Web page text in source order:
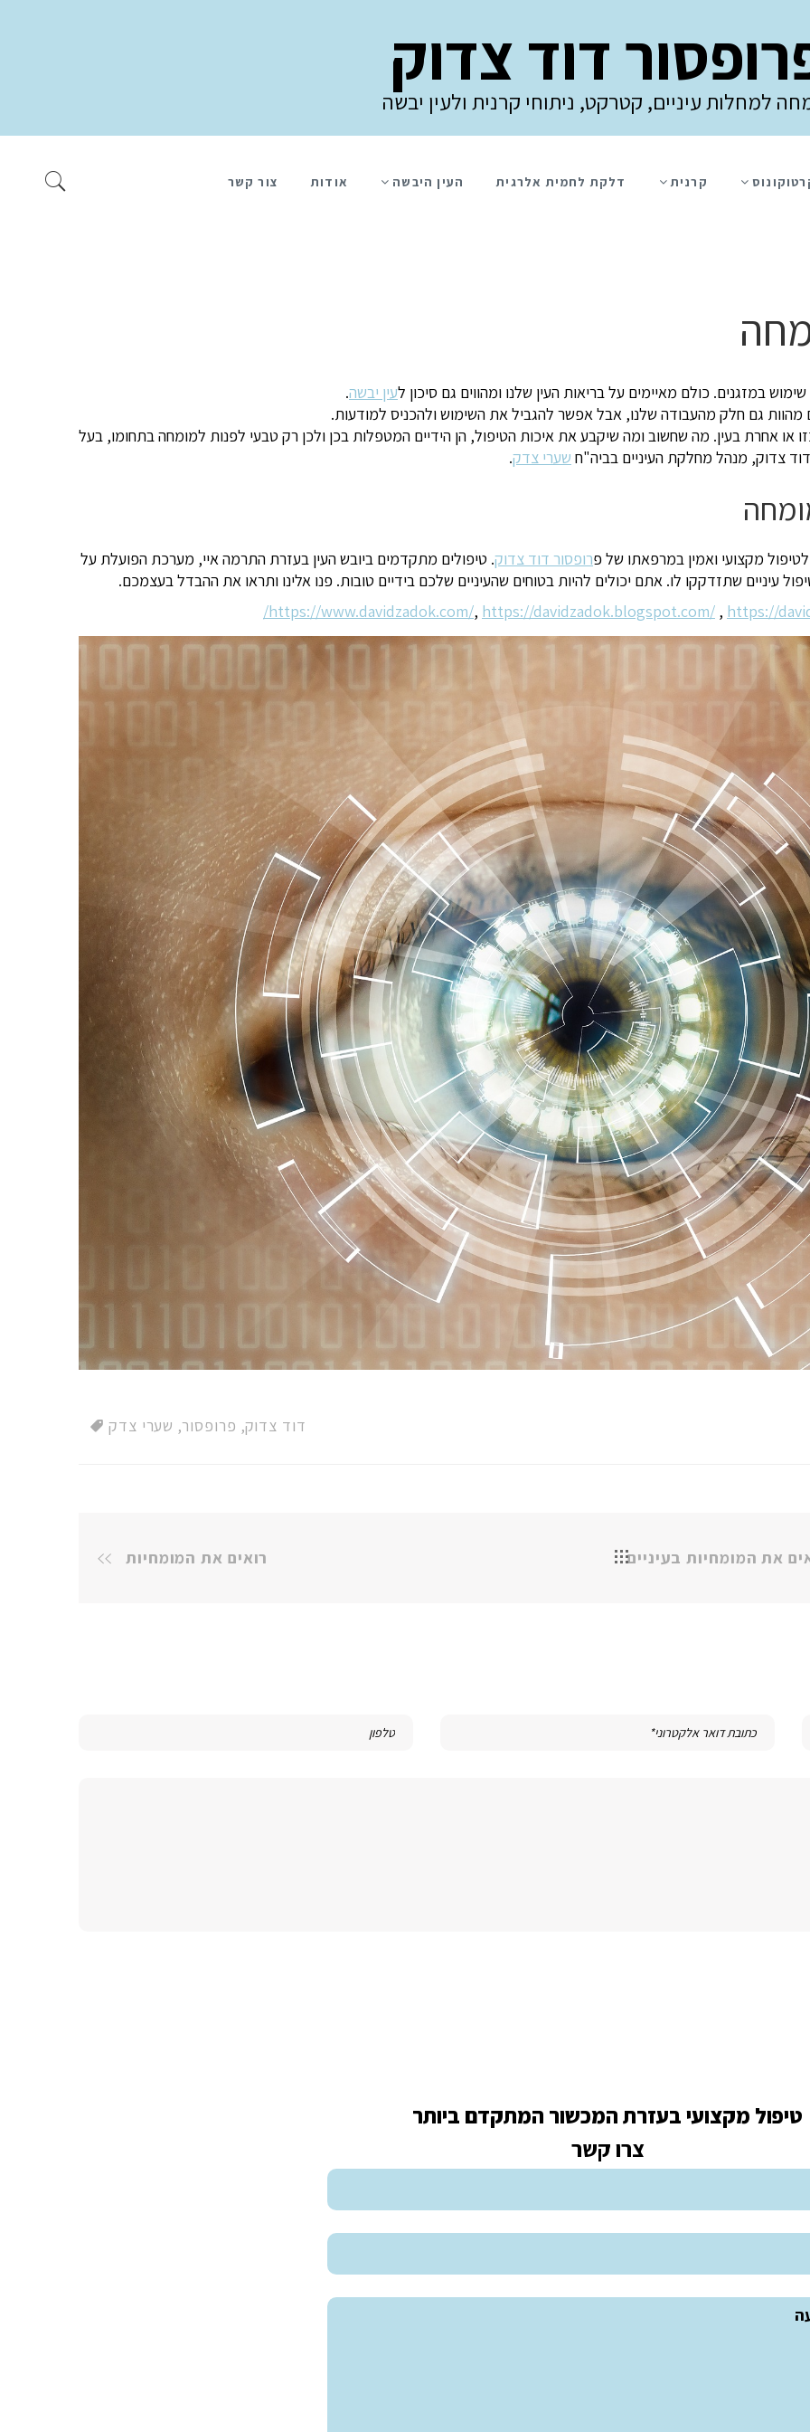
דוד צדוק
למחלות עיניים, קטרקט, ניתוחי קרנית ולעין יבשה
קרנית דלקת לחמית אלרגית העין היבשה אודות צור קשר
במזגנים. כולם מאיימים על בריאות העין שלנו ומהווים גם סיכון לעין יבשה.
מהוות גם חלק מהעבודה שלנו, אבל אפשר להגביל את השימוש ולהכניס למודעות.
או אחרת בעין. מה שחשוב ומה שיקבע את איכות הטיפול, הן הידיים המטפלות בכן ולכן רק טבעי לפנות למומחה בתחומו, בעל
שערי צדק.
לטיפול מקצועי ואמין במרפאתו של פרופסור דוד צדוק. טיפולים מתקדמים ביובש העין בעזרת התרמה איי, מערכת הפועלת על
עיניים שתזדקקו לו. אתם יכולים להיות בטוחים שהעיניים שלכם בידיים טובות. פנו אלינו ותראו את ההבדל בעצמכם.
https://www.davidzadok.com/, https://davidzadok.blogspot.com/ , https://
דוד צדוק, פרופסור, שערי צדק
את המומחיות בעיניים רואים את המומחיות
טיפול מקצועי בעזרת המכשור המתקדם ביותר
צרו קשר